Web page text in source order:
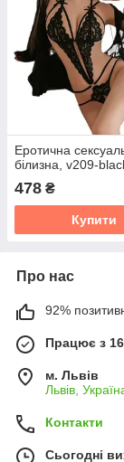
Еротична
білизна, v209-
478 ₴
Купити
Про нас
92%
Працює з
м. Львів
Львів,
Контакти
Сьогодні